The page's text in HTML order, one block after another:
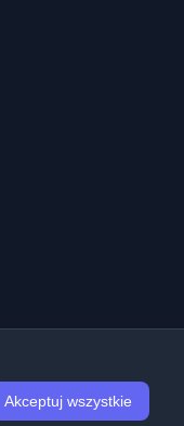
Akceptuj wszystkie